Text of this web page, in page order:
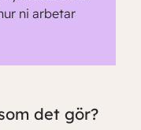
ni arbetar
det gör?